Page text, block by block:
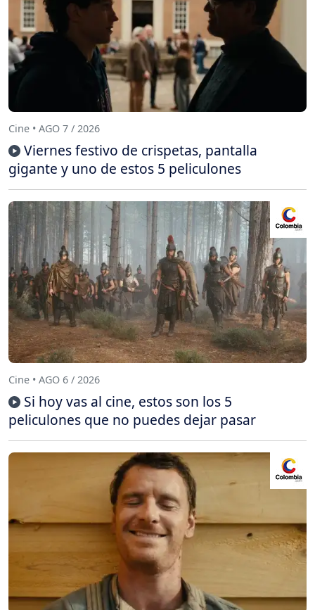
Cine • AGO 7 / 2026
Viernes festivo de crispetas, pantalla
gigante y uno de estos 5 peliculones
Cine • AGO 6 / 2026
Si hoy vas al cine, estos son los 5
peliculones que no puedes dejar pasar